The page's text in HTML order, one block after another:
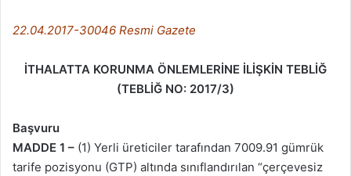
22.04.2017-30046 Resmi Gazete
İTHALATTA KORUNMA ÖNLEMLERİNE İLİŞKİN TEBLİĞ
(TEBLİĞ NO: 2017/3)
Başvuru
MADDE 1 – (1) Yerli üreticiler tarafından 7009.91 gümrük
tarife pozisyonu (GTP) altında sınıflandırılan “çerçevesiz